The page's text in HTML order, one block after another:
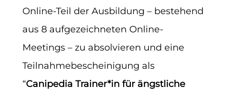
Online-Teil der Ausbildung – bestehend
aus 8 aufgezeichneten Online-
Meetings – zu absolvieren und eine
Teilnahmebescheinigung als
“Canipedia Trainer*in für ängstliche